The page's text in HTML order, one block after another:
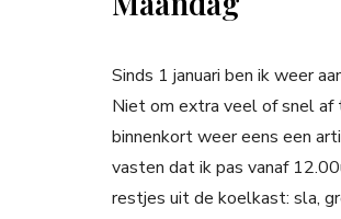
Sinds 1 januari ben ik weer
Niet om extra veel of snel af
binnenkort weer eens een
vasten dat ik pas vanaf
restjes uit de koelkast: sla,